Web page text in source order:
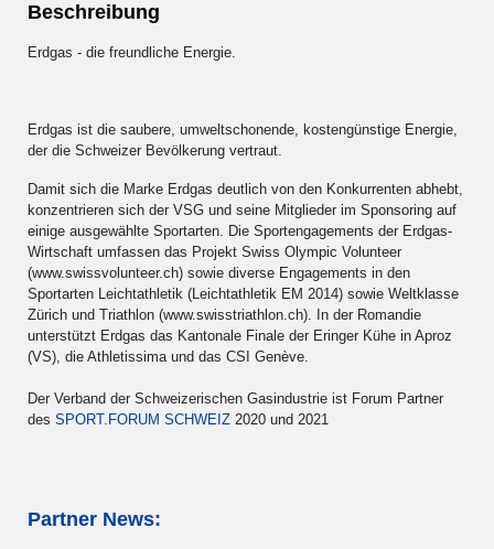
Beschreibung
Erdgas - die freundliche Energie.
Erdgas ist die saubere, umweltschonende, kostengünstige Energie,
der die Schweizer Bevölkerung vertraut.
Damit sich die Marke Erdgas deutlich von den Konkurrenten abhebt,
konzentrieren sich der VSG und seine Mitglieder im Sponsoring auf
einige ausgewählte Sportarten. Die Sportengagements der Erdgas-
Wirtschaft umfassen das Projekt Swiss Olympic Volunteer
(www.swissvolunteer.ch) sowie diverse Engagements in den
Sportarten Leichtathletik (Leichtathletik EM 2014) sowie Weltklasse
Zürich und Triathlon (www.swisstriathlon.ch). In der Romandie
unterstützt Erdgas das Kantonale Finale der Eringer Kühe in Aproz
(VS), die Athletissima und das CSI Genève.
Der Verband der Schweizerischen Gasindustrie ist Forum Partner
des SPORT.FORUM SCHWEIZ 2020 und 2021
Partner News: